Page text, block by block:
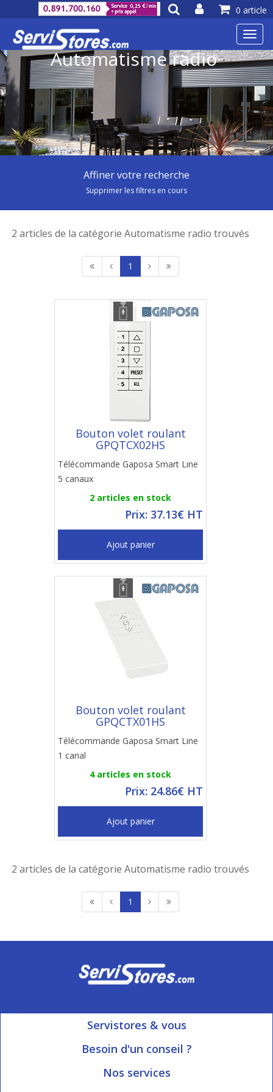
0 article
Automatisme radio
Affiner votre recherche
Supprimer les filtres en cours
2 articles de la catégorie Automatisme radio trouvés
1
Bouton volet roulant
GPQTCX02HS
Télécommande Gaposa Smart Line
5 canaux
2 articles en stock
Prix: 37.13€ HT
Ajout panier
Bouton volet roulant
GPQCTX01HS
Télécommande Gaposa Smart Line
1 canal
4 articles en stock
Prix: 24.86€ HT
Ajout panier
2 articles de la catégorie Automatisme radio trouvés
1
Servistores & vous
Mon compte
Besoin d'un conseil ?
Ouvert du Lundi au Vendredi
Nos services